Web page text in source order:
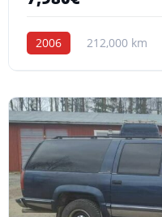
2006 212,000 km